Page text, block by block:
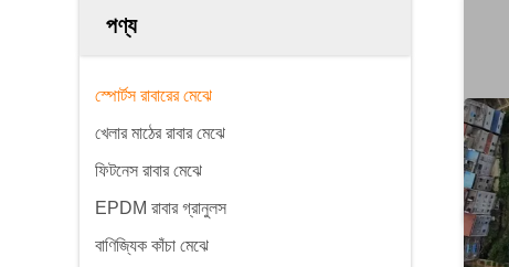
পণ্য
স্পোর্টস রাবারের মেঝে
খেলার মাঠের রাবার মেঝে
ফিটনেস রাবার মেঝে
EPDM রাবার গ্রানুলস
বাণিজ্যিক কাঁচা মেঝে